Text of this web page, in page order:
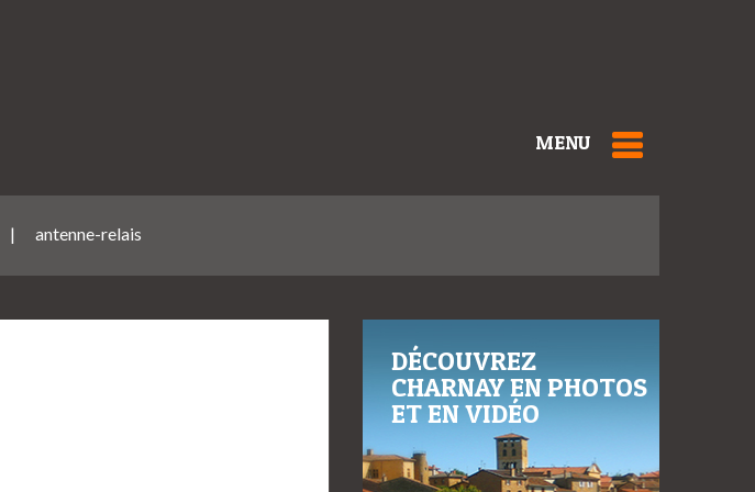
MENU
| antenne-relais
DÉCOUVREZ
CHARNAY EN PHOTOS
ET EN VIDÉO